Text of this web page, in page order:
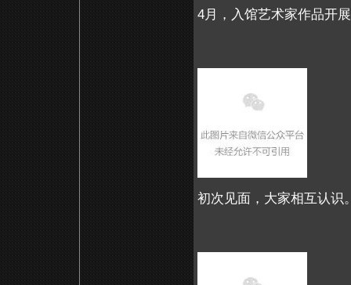
4月，入馆艺术家作品开
初次见面，大家相互认识